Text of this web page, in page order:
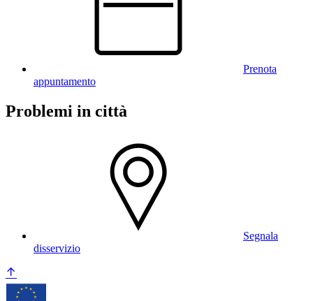
Prenota
appuntamento
Problemi in città
Segnala
disservizio